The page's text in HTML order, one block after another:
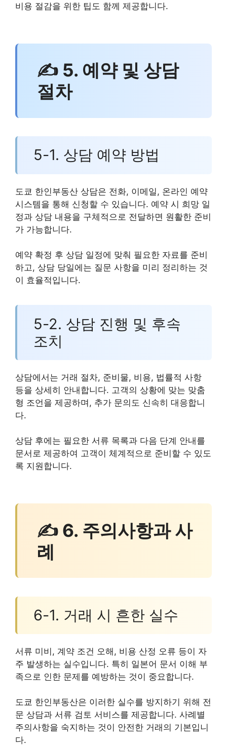
비용 절감을 위한 팁도 함께 제공합니다.
✍ 5. 예약 및 상담
절차
5-1. 상담 예약 방법
도쿄 한인부동산 상담은 전화, 이메일, 온라인 예약
시스템을 통해 신청할 수 있습니다. 예약 시 희망 일
정과 상담 내용을 구체적으로 전달하면 원활한 준비
가 가능합니다.
예약 확정 후 상담 일정에 맞춰 필요한 자료를 준비
하고, 상담 당일에는 질문 사항을 미리 정리하는 것
이 효율적입니다.
5-2. 상담 진행 및 후속
조치
상담에서는 거래 절차, 준비물, 비용, 법률적 사항
등을 상세히 안내합니다. 고객의 상황에 맞는 맞춤
형 조언을 제공하며, 추가 문의도 신속히 대응합니
다.
상담 후에는 필요한 서류 목록과 다음 단계 안내를
문서로 제공하여 고객이 체계적으로 준비할 수 있도
록 지원합니다.
✍ 6. 주의사항과 사
례
6-1. 거래 시 흔한 실수
서류 미비, 계약 조건 오해, 비용 산정 오류 등이 자
주 발생하는 실수입니다. 특히 일본어 문서 이해 부
족으로 인한 문제를 예방하는 것이 중요합니다.
도쿄 한인부동산은 이러한 실수를 방지하기 위해 전
문 상담과 서류 검토 서비스를 제공합니다. 사례별
주의사항을 숙지하는 것이 안전한 거래의 기본입니
다.